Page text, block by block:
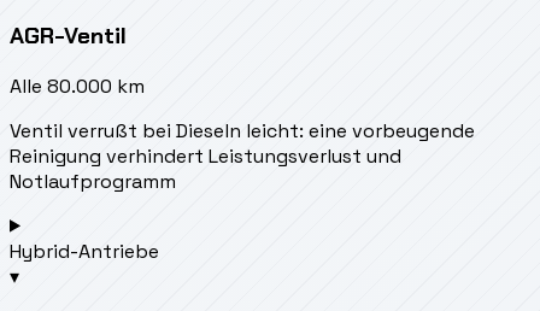
AGR-Ventil
Alle 80.000 km
Ventil verrußt bei Dieseln leicht: eine vorbeugende
Reinigung verhindert Leistungsverlust und
Notlaufprogramm
Hybrid-Antriebe
▾